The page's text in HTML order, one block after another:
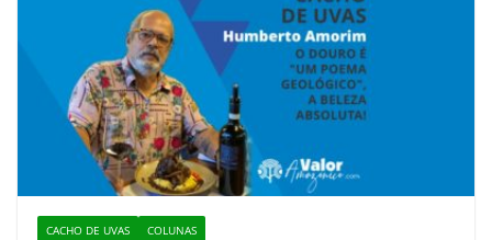
CACHO DE UVAS COLUNAS